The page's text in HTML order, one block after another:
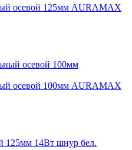
осевой 125мм AURAMAX
осевой 100мм AURAMAX